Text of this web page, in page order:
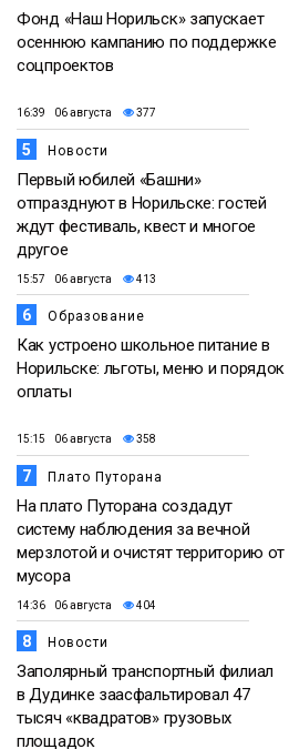
Фонд «Наш Норильск» запускает
осеннюю кампанию по поддержке
соцпроектов
16:39 06 августа 377
5 Новости
Первый юбилей «Башни»
отпразднуют в Норильске: гостей
ждут фестиваль, квест и многое
другое
15:57 06 августа 413
6 Образование
Как устроено школьное питание в
Норильске: льготы, меню и порядок
оплаты
15:15 06 августа 358
7 Плато Путорана
На плато Путорана создадут
систему наблюдения за вечной
мерзлотой и очистят территорию от
мусора
14:36 06 августа 404
8 Новости
Заполярный транспортный филиал
в Дудинке заасфальтировал 47
тысяч «квадратов» грузовых
площадок